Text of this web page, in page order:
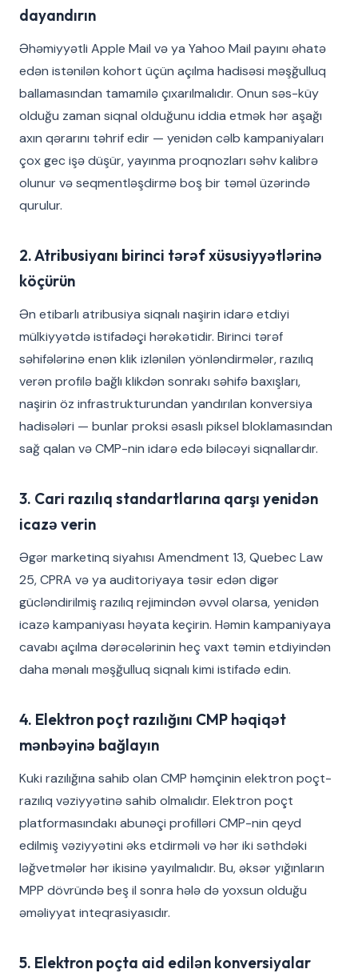
dayandırın
Əhəmiyyətli Apple Mail və ya Yahoo Mail payını əhatə
edən istənilən kohort üçün açılma hadisəsi məşğulluq
ballamasından tamamilə çıxarılmalıdır. Onun səs-küy
olduğu zaman siqnal olduğunu iddia etmək hər aşağı
axın qərarını təhrif edir — yenidən cəlb kampaniyaları
çox gec işə düşür, yayınma proqnozları səhv kalibrə
olunur və seqmentləşdirmə boş bir təməl üzərində
qurulur.
2. Atribusiyanı birinci tərəf xüsusiyyətlərinə
köçürün
Ən etibarlı atribusiya siqnalı naşirin idarə etdiyi
mülkiyyətdə istifadəçi hərəkətidir. Birinci tərəf
səhifələrinə enən klik izlənilən yönləndirmələr, razılıq
verən profilə bağlı klikdən sonrakı səhifə baxışları,
naşirin öz infrastrukturundan yandırılan konversiya
hadisələri — bunlar proksi əsaslı piksel bloklamasından
sağ qalan və CMP-nin idarə edə biləcəyi siqnallardır.
3. Cari razılıq standartlarına qarşı yenidən
icazə verin
Əgər marketinq siyahısı Amendment 13, Quebec Law
25, CPRA və ya auditoriyaya təsir edən digər
gücləndirilmiş razılıq rejimindən əvvəl olarsa, yenidən
icazə kampaniyası həyata keçirin. Həmin kampaniyaya
cavabı açılma dərəcələrinin heç vaxt təmin etdiyindən
daha mənalı məşğulluq siqnalı kimi istifadə edin.
4. Elektron poçt razılığını CMP həqiqət
mənbəyinə bağlayın
Kuki razılığına sahib olan CMP həmçinin elektron poçt-
razılıq vəziyyətinə sahib olmalıdır. Elektron poçt
platformasındakı abunəçi profilləri CMP-nin qeyd
edilmiş vəziyyətini əks etdirməli və hər iki səthdəki
ləğvetmələr hər ikisinə yayılmalıdır. Bu, əksər yığınların
MPP dövründə beş il sonra hələ də yoxsun olduğu
əməliyyat inteqrasiyasıdır.
5. Elektron poçta aid edilən konversiyalar